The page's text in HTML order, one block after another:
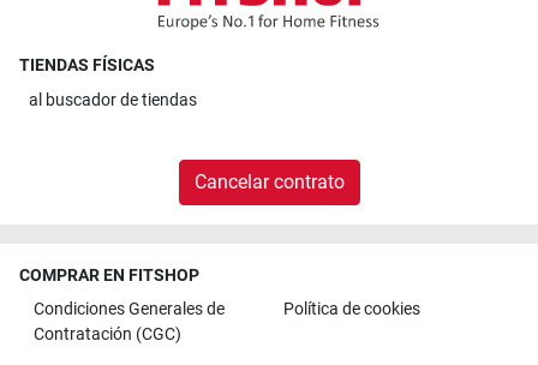
TIENDAS FÍSICAS
al buscador de tiendas
Cancelar contrato
COMPRAR EN FITSHOP
Condiciones Generales de
Contratación (CGC)
Política de cookies